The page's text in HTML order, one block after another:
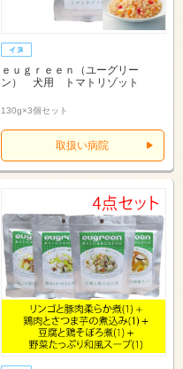
ｅｕｇｒｅｅｎ（ユーグリー
ン） 犬用 トマトリゾット
130g×3個セット
取扱い病院